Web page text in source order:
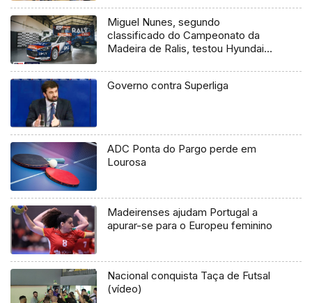
Miguel Nunes, segundo
classificado do Campeonato da
Madeira de Ralis, testou Hyundai
2019
Governo contra Superliga
ADC Ponta do Pargo perde em
Lourosa
Madeirenses ajudam Portugal a
apurar-se para o Europeu feminino
Nacional conquista Taça de Futsal
(vídeo)